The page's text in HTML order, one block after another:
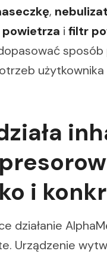
,
i filtr
sposób
i
działanie
Urządzenie